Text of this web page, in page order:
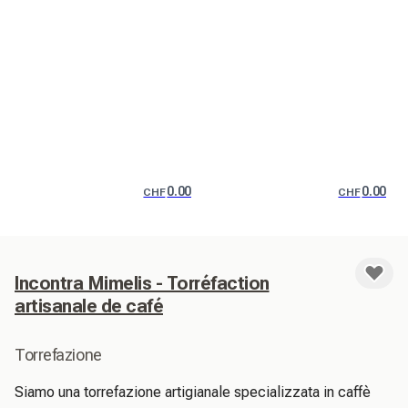
CHF0.00 CHF0.00
Incontra Mimelis - Torréfaction
artisanale de café
Torrefazione
Siamo una torrefazione artigianale specializzata in caffè